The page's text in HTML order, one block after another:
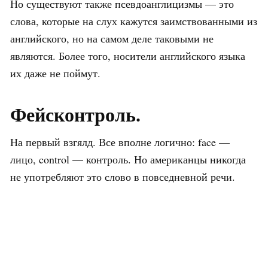
Но существуют также псевдоанглицизмы — это
слова, которые на слух кажутся заимствованными из
английского, но на самом деле таковыми не
являются. Более того, носители английского языка
их даже не поймут.
Фейсконтроль.
На первый взгялд. Все вполне логично: face —
лицо, control — контроль. Но американцы никогда
не употребляют это слово в повседневной речи.